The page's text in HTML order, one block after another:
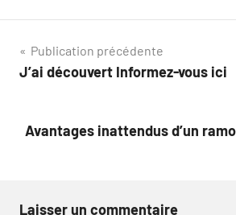
Navigation
de
Publication précédente
J’ai découvert Informez-vous ici
Avantages inattendus d’un
Laisser un commentaire